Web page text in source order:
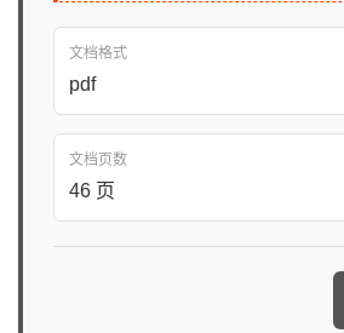
文档格式
pdf
文档页数
46 页